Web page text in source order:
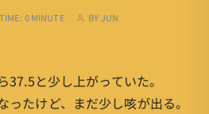
0 MINUTE BYJUN
と少し上がっていた。
たけど、まだ少し咳が出る。